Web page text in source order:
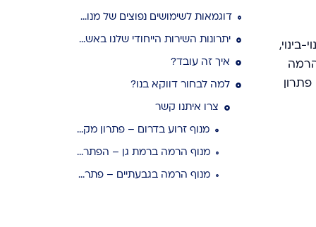
בדרום, מתאפיינת בבנייה אינטנסיבית לגובה, פרויקטים של תמ״א 38 ופינוי-בינוי,
הרמה
דוגמאות לשימושים נפוצים של מנוף הרמה באשדוד
יתרונות השירות הייחודי שלנו באשדוד
איך זה עובד?
למה לבחור דווקא בנו?
צרו איתנו קשר
מנוף זרוע בדרום – פתרון מקצועי לכל עבודת הרמה
מנוף הרמה ברמת גן – הפתרון היעיל לכל עבודת הרמה
מנוף הרמה בגבעתיים – פתרון מקצועי להעברת ציוד לכל גובה